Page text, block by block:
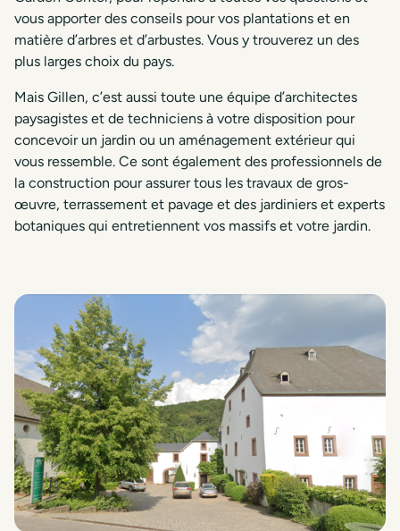
vous apporter des conseils pour vos plantations et en
matière d’arbres et d’arbustes. Vous y trouverez un des
plus larges choix du pays.
Mais Gillen, c’est aussi toute une équipe d’architectes
paysagistes et de techniciens à votre disposition pour
concevoir un jardin ou un aménagement extérieur qui
vous ressemble. Ce sont également des professionnels de
la construction pour assurer tous les travaux de gros-
œuvre, terrassement et pavage et des jardiniers et experts
botaniques qui entretiennent vos massifs et votre jardin.